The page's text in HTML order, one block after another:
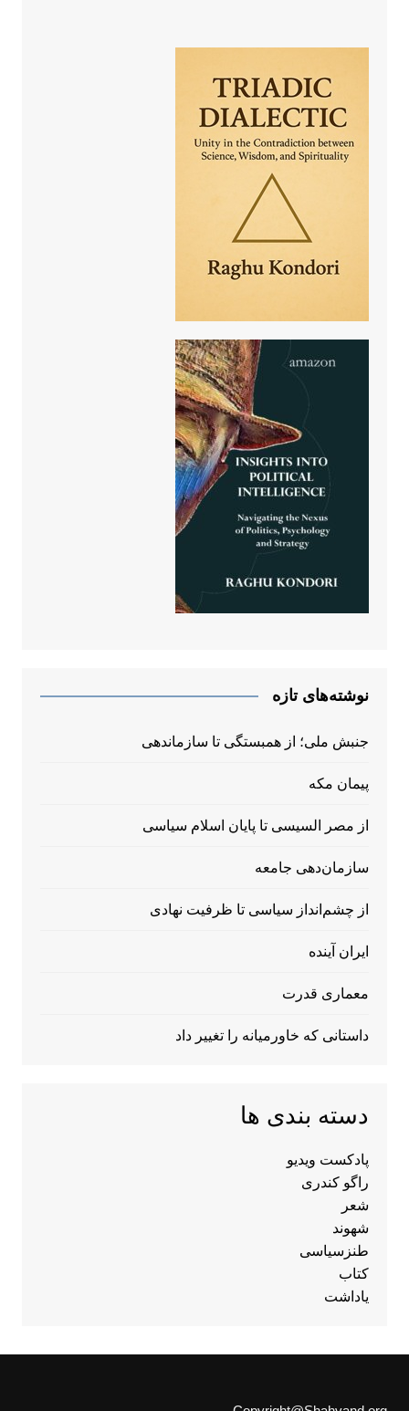
نوشته‌های تازه
جنبش ملی؛ از همبستگی تا سازماندهی
پیمان مکه
از مصر السیسی تا پایان اسلام سیاسی
سازمان‌دهی جامعه
از چشم‌انداز سیاسی تا ظرفیت نهادی
ایران آینده
معماری قدرت
داستانی که خاورمیانه را تغییر داد
دسته بندی ها
پادکست ویدیو
راگو کندری
شعر
شهوند
طنزسیاسی
کتاب
یاداشت